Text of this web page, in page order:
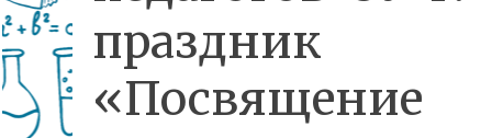
праздник